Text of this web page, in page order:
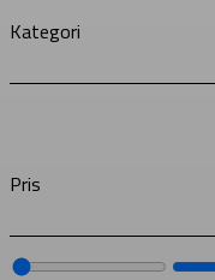
Kategori
Pris